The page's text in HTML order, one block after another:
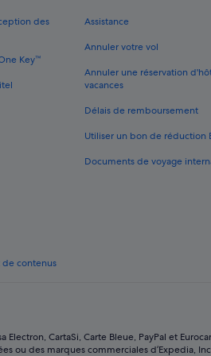
des
Key™
de contenus
Assistance
Annuler votre vol
Annuler une réservation
vacances
Délais de remboursement
Utiliser un bon de réduction
Documents de voyage
CartaSi, Carte Bleue, PayPal et
ou des marques commerciales d’Expedia,